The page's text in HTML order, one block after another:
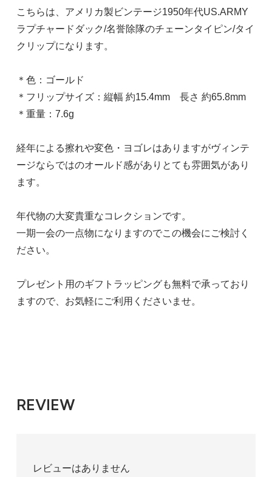
こちらは、アメリカ製ビンテージ1950年代US.ARMY
ラプチャードダック/名誉除隊のチェーンタイピン/タイ
クリップになります。
＊色：ゴールド
＊フリップサイズ：縦幅 約15.4mm 長さ 約65.8mm
＊重量：7.6g
経年による擦れや変色・ヨゴレはありますがヴィンテ
ージならではのオールド感がありとても雰囲気があり
ます。
年代物の大変貴重なコレクションです。
一期一会の一点物になりますのでこの機会にご検討く
ださい。
プレゼント用のギフトラッピングも無料で承っており
ますので、お気軽にご利用くださいませ。
REVIEW
レビューはありません